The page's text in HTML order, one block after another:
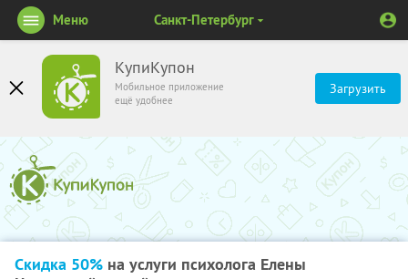
КупиКупон
Мобильное приложение
ещё удобнее
Загрузить
Меню Санкт-Петербург
Скидка 50% на услуги психолога Елены